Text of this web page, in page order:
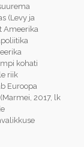
(Levy ja
Ameerika
kohati
riik
Euroopa
2017, lk